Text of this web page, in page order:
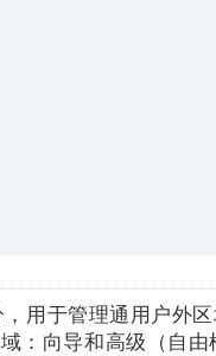
用于管理通用户外
：向导和高级（自由